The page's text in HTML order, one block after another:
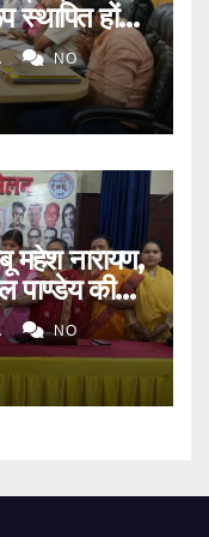
स्थापित होंगे
NO
महेश नारायण,
पाण्डेय की
पर
NO